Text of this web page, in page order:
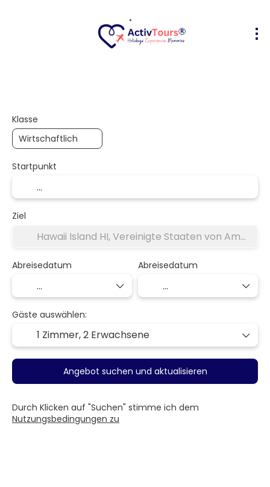
Klasse
Startpunkt
Ziel
Abreisedatum Abreisedatum
Gäste auswählen:
1 Zimmer,2 Erwachsene
Angebot suchen und aktualisieren
Durch Klicken auf "Suchen" stimme ich dem
Nutzungsbedingungen zu